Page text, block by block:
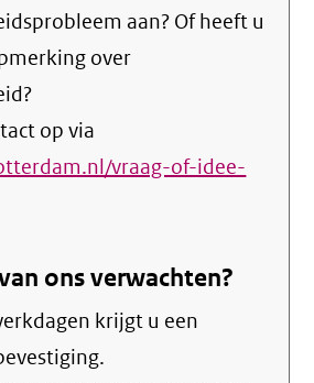
aan? Of heeft u
over
op via
vraag-of-idee-
ons verwachten?
krijgt u een